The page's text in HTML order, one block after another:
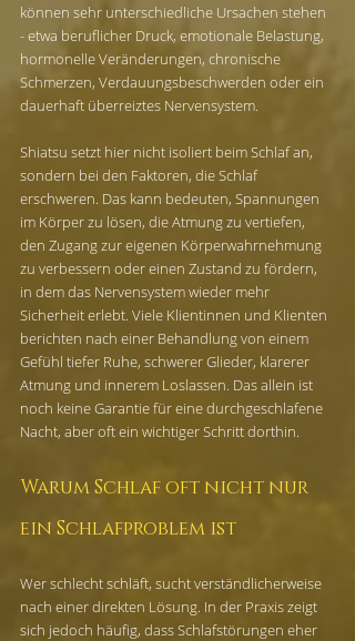
können sehr unterschiedliche Ursachen stehen
- etwa beruflicher Druck, emotionale Belastung,
hormonelle Veränderungen, chronische
Schmerzen, Verdauungsbeschwerden oder ein
dauerhaft überreiztes Nervensystem.
Shiatsu setzt hier nicht isoliert beim Schlaf an,
sondern bei den Faktoren, die Schlaf
erschweren. Das kann bedeuten, Spannungen
im Körper zu lösen, die Atmung zu vertiefen,
den Zugang zur eigenen Körperwahrnehmung
zu verbessern oder einen Zustand zu fördern,
in dem das Nervensystem wieder mehr
Sicherheit erlebt. Viele Klientinnen und Klienten
berichten nach einer Behandlung von einem
Gefühl tiefer Ruhe, schwerer Glieder, klarerer
Atmung und innerem Loslassen. Das allein ist
noch keine Garantie für eine durchgeschlafene
Nacht, aber oft ein wichtiger Schritt dorthin.
Warum Schlaf oft nicht nur
ein Schlafproblem ist
Wer schlecht schläft, sucht verständlicherweise
nach einer direkten Lösung. In der Praxis zeigt
sich jedoch häufig, dass Schlafstörungen eher